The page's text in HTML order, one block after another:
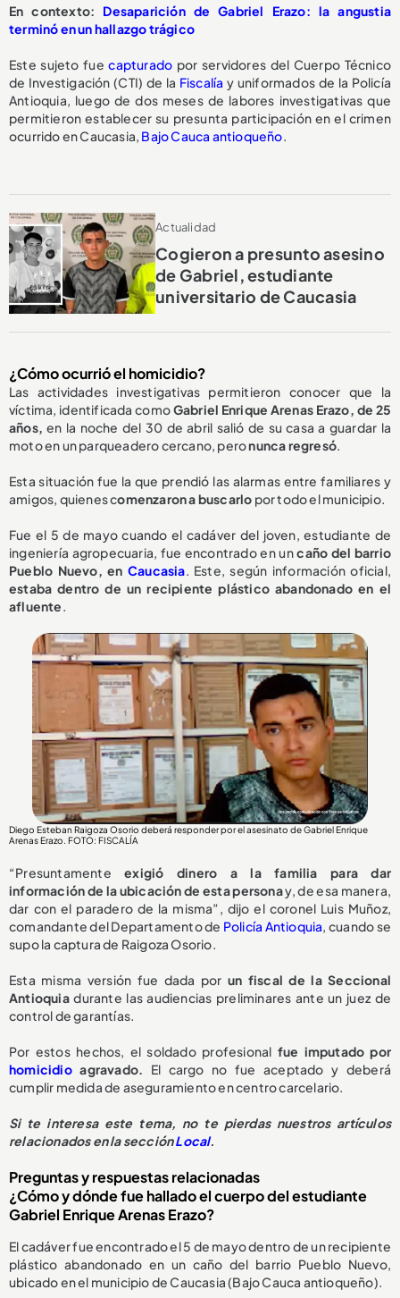
En contexto: Desaparición de Gabriel Erazo: la angustia
terminó en un hallazgo trágico
Este sujeto fuecapturado por servidores del Cuerpo Técnico
de Investigación (CTI) de la Fiscalía y uniformados de la Policía
Antioquia, luego de dos meses de labores investigativas que
permitieron establecer su presunta participación en el crimen
ocurrido en Caucasia, Bajo Cauca antioqueño.
Actualidad
Cogieron a presunto asesino
de Gabriel, estudiante
universitario de Caucasia
¿Cómo ocurrió el homicidio?
Las actividades investigativas permitieron conocer que la
víctima, identificada comoGabriel Enrique Arenas Erazo, de 25
años, en la noche del 30 de abril salió de su casa a guardar la
moto en un parqueadero cercano, peronunca regresó.
Esta situación fue la que prendió las alarmas entre familiares y
amigos, quienes comenzaron a buscarlo por todo el municipio.
Fue el 5 de mayo cuando el cadáver del joven, estudiante de
ingeniería agropecuaria, fue encontrado en uncaño del barrio
Pueblo Nuevo, en Caucasia. Este, según información oficial,
estaba dentro de un recipiente plástico abandonado en el
afluente.
Diego Esteban Raigoza Osorio deberá responder por el asesinato de Gabriel Enrique
Arenas Erazo . FOTO: FISCALÍA
“Presuntamenteexigió dinero a la familia para dar
información de la ubicación de esta personay, de esa manera,
dar con el paradero de la misma”, dijo el coronel Luis Muñoz,
comandante del Departamento de Policía Antioquia, cuando se
supo la captura de Raigoza Osorio.
Esta misma versión fue dada por un fiscal de la Seccional
Antioquiadurante las audiencias preliminares ante un juez de
control de garantías.
Por estos hechos, el soldado profesional fue imputado por
homicidioagravado. El cargo no fue aceptado y deberá
cumplir medida de aseguramiento en centro carcelario.
Si te interesa este tema, no te pierdas nuestros artículos
relacionados en la secciónLocal.
Preguntas y respuestas relacionadas
¿Cómo y dónde fue hallado el cuerpo del estudiante
Gabriel Enrique Arenas Erazo?
El cadáver fue encontrado el 5 de mayo dentro de un recipiente
plástico abandonado en un caño del barrio Pueblo Nuevo,
ubicado en el municipio de Caucasia (Bajo Cauca antioqueño).